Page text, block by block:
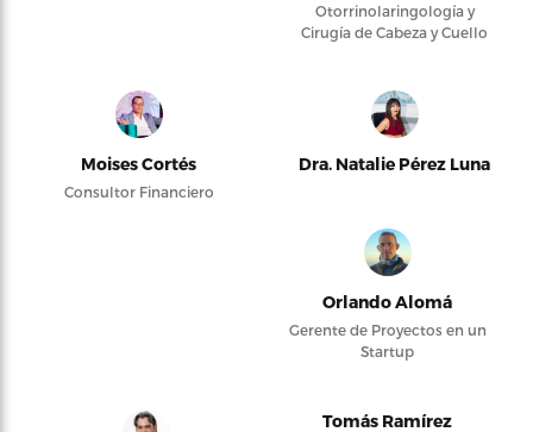
Otorrinolaringología y
Cirugía de Cabeza y Cuello
Moises Cortés
Consultor Financiero
Dra. Natalie Pérez Luna
Orlando Alomá
Gerente de Proyectos en un
Startup
Tomás Ramírez